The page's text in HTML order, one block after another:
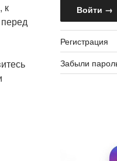
к
Регистрация
Забыли